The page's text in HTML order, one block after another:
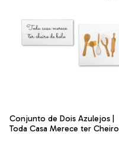
Conjunto de Dois Azulejos |
Toda Casa Merece ter Cheiro